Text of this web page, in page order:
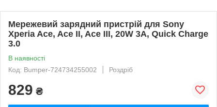
Мережевий зарядний пристрій для Sony
Xperia Ace, Ace II, Ace III, 20W 3A, Quick Charge
3.0
В наявності
Код: Bumper-724734255002
Роздріб
829 ₴